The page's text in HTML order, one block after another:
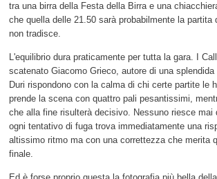
tra una birra della Festa della Birra e una
che quella delle 21.50 sarà probabilmente la
non tradisce.
L'equilibrio dura praticamente per tutta la gara. I
scatenato Giacomo Grieco, autore di una
Duri rispondono con la calma di chi certe partite le
prende la scena con quattro pali pesantissimi,
che alla fine risulterà decisivo. Nessuno riesce mai
ogni tentativo di fuga trova immediatamente una
altissimo ritmo ma con una correttezza che merita
finale.